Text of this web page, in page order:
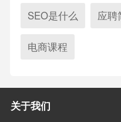
SEO是什么 应聘
电商课程
关于我们